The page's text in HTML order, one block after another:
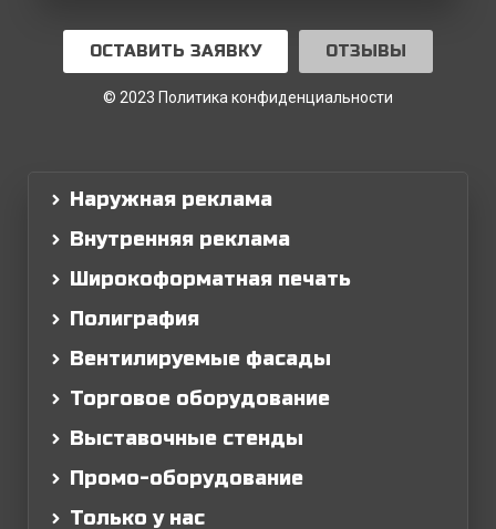
ОСТАВИТЬ ЗАЯВКУ ОТЗЫВЫ
© 2023 Политика конфиденциальности
Наружная реклама
Внутренняя реклама
Широкоформатная печать
Полиграфия
Вентилируемые фасады
Торговое оборудование
Выставочные стенды
Промо-оборудование
Только у нас